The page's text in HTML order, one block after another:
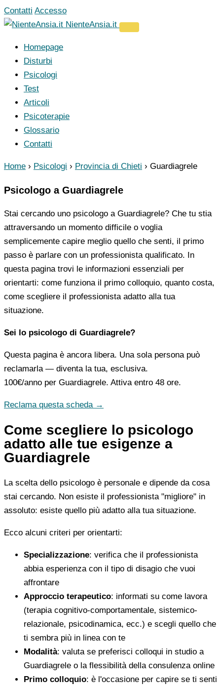
Vai
al
Contatti Accesso
NienteAnsia.it
Homepage
Disturbi
Psicologi
Test
Articoli
Psicoterapie
Glossario
Contatti
Home › Psicologi › Provincia di Chieti › Guardiagrele
Psicologo a Guardiagrele
Stai cercando uno psicologo a Guardiagrele? Che tu stia
attraversando un momento difficile o voglia
semplicemente capire meglio quello che senti, il primo
passo è parlare con un professionista qualificato. In
questa pagina trovi le informazioni essenziali per
orientarti: come funziona il primo colloquio, quanto costa,
come scegliere il professionista adatto alla tua
situazione.
Sei lo psicologo di Guardiagrele?
Questa pagina è ancora libera. Una sola persona può
reclamarla — diventa la tua, esclusiva.
100€/anno per Guardiagrele. Attiva entro 48 ore.
Reclama questa scheda →
Come scegliere lo psicologo
adatto alle tue esigenze a
Guardiagrele
La scelta dello psicologo è personale e dipende da cosa
stai cercando. Non esiste il professionista "migliore" in
assoluto: esiste quello più adatto alla tua situazione.
Ecco alcuni criteri per orientarti:
Specializzazione: verifica che il professionista
abbia esperienza con il tipo di disagio che vuoi
affrontare
Approccio terapeutico: informati su come lavora
(terapia cognitivo-comportamentale, sistemico-
relazionale, psicodinamica, ecc.) e scegli quello che
ti sembra più in linea con te
Modalità: valuta se preferisci colloqui in studio a
Guardiagrele o la flessibilità della consulenza online
Primo colloquio: è l'occasione per capire se ti senti